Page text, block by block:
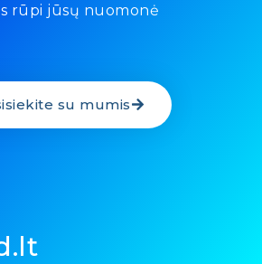
rūpi jūsų nuomonė
su mumis